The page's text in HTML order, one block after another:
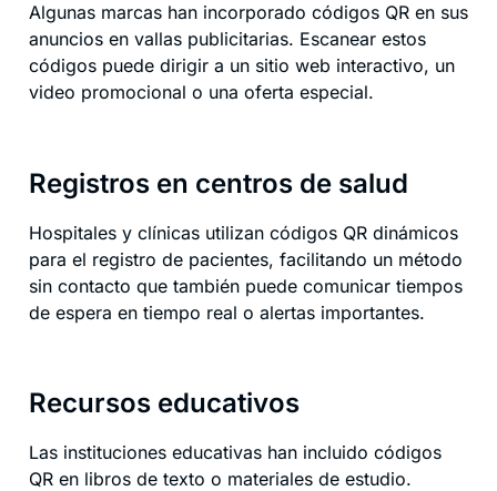
Algunas marcas han incorporado códigos QR en sus
anuncios en vallas publicitarias. Escanear estos
códigos puede dirigir a un sitio web interactivo, un
video promocional o una oferta especial.
Registros en centros de salud
Hospitales y clínicas utilizan códigos QR dinámicos
para el registro de pacientes, facilitando un método
sin contacto que también puede comunicar tiempos
de espera en tiempo real o alertas importantes.
Recursos educativos
Las instituciones educativas han incluido códigos
QR en libros de texto o materiales de estudio.